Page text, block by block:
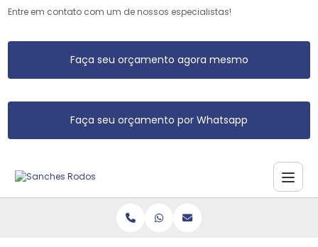
Entre em contato com um de nossos especialistas!
Faça seu orçamento agora mesmo
Faça seu orçamento por Whatsapp